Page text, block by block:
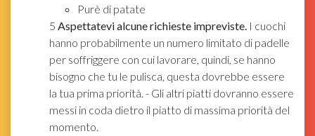
Purè di patate
5 Aspettatevi alcune richieste impreviste. I cuochi
hanno probabilmente un numero limitato di padelle
per soffriggere con cui lavorare, quindi, se hanno
bisogno che tu le pulisca, questa dovrebbe essere
la tua prima priorità. - Gli altri piatti dovranno essere
messi in coda dietro il piatto di massima priorità del
momento.